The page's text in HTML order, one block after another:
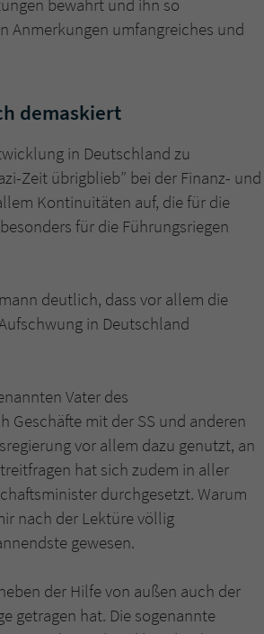
bewahrt und ihn so
Anmerkungen umfangreiches und
demaskiert
in Deutschland zu
Zeit übrigblieb” bei der Finanz- und
Kontinuitäten auf, die für die
für die Führungsriegen
deutlich, dass vor allem die
in Deutschland
Vater des
Geschäfte mit der SS und anderen
vor allem dazu genutzt, an
hat sich zudem in aller
durchgesetzt. Warum
nach der Lektüre völlig
gewesen.
der Hilfe von außen auch der
getragen hat. Die sogenannte